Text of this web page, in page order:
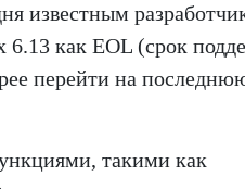
известным
как EOL (срок
перейти на
такими как